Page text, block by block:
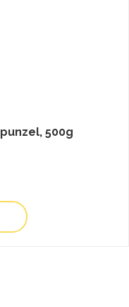
500g